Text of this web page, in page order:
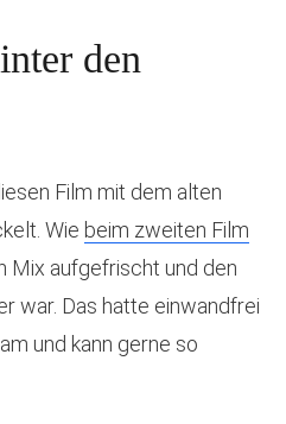
den
Film mit dem alten
Wie beim zweiten Film
Mix aufgefrischt und den
war. Das hatte einwandfrei
und kann gerne so